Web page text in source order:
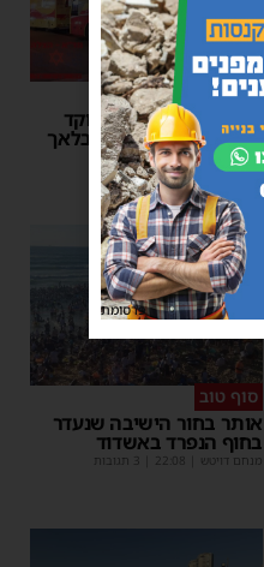
כל טיפה מצילה
אשדוד מצילה חיים: מוקד
התרמת דם ליד השטיבלאך
משה קאהן |
11:05
סוף טוב
אותר בחור הישיבה שנעדר
בחוף הנפרד באשדוד
מנחם דויטש 22:08
פרסומת